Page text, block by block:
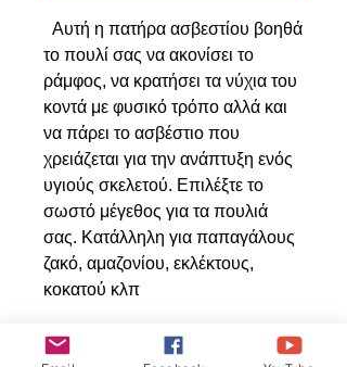
Αυτή η πατήρα ασβεστίου βοηθά
το πουλί σας να ακονίσει το
ράμφος, να κρατήσει τα νύχια του
κοντά με φυσικό τρόπο αλλά και
να πάρει το ασβέστιο που
χρειάζεται για την ανάπτυξη ενός
υγιούς σκελετού. Επιλέξτε το
σωστό μέγεθος για τα πουλιά
σας. Κατάλληλη για παπαγάλους
ζακό, αμαζονίου, εκλέκτους,
κοκατού κλπ